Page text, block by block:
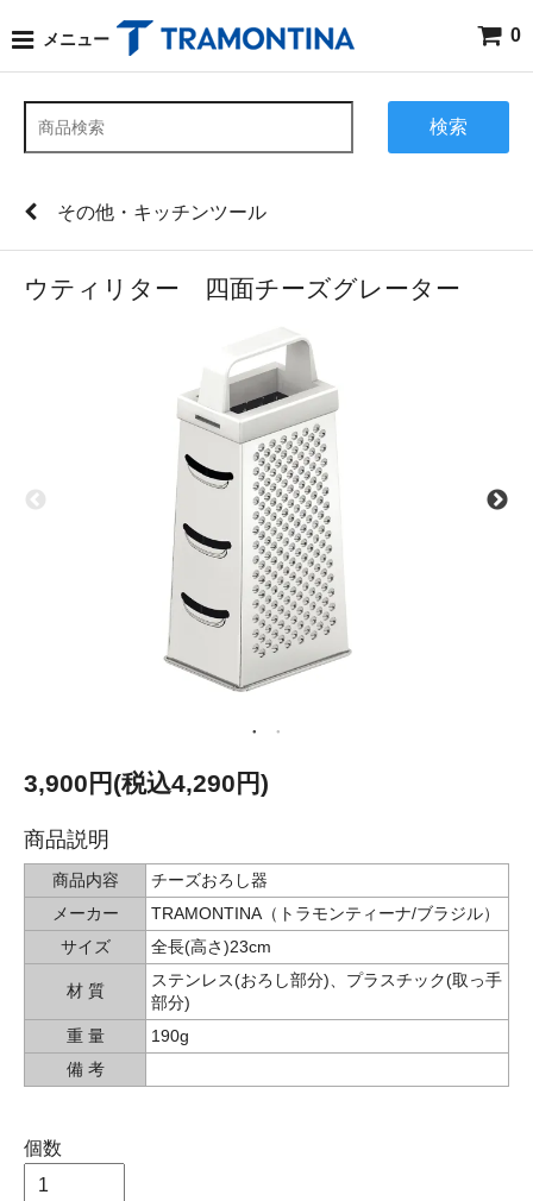
メニュー 0
検索
その他・キッチンツール
ウティリター 四面チーズグレーター
3,900円(税込4,290円)
商品説明
商品内容
チーズおろし器
メーカー
TRAMONTINA（トラモンティーナ/ブラジル）
サイズ
全長(高さ)23cm
材 質
ステンレス(おろし部分)、プラスチック(取っ手
部分)
重 量
190g
備 考
個数